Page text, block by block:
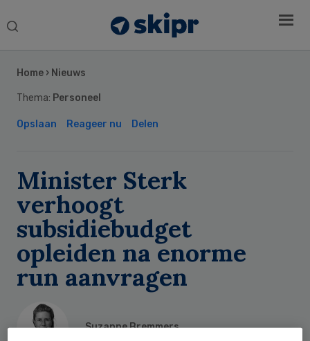
Search
Home › Nieuws
Thema: Personeel
Opslaan Reageer nu Delen
Minister Sterk
verhoogt
subsidiebudget
opleiden na enorme
run aanvragen
Suzanne Bremmers
Sidebar